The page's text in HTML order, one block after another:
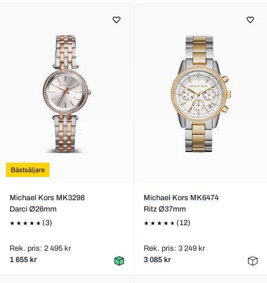
Bästsäljare
Michael Kors MK3298
Darci Ø26mm
(3)
Rek. pris: 2 495 kr
1 655 kr
Michael Kors MK6474
Ritz Ø37mm
(12)
Rek. pris: 3 249 kr
3 085 kr